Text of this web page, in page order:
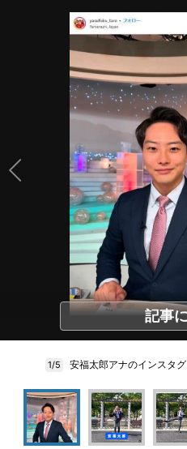
記事
1/5 安福太郎アナのインスタ